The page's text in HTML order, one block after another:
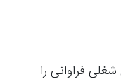
فراوانی را